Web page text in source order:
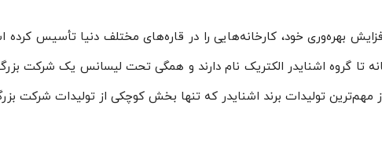
بهره‌وری خود، کارخانه‌هایی را در قاره‌های مختلف دنیا تأسیس
تا گروه اشنایدر الکتریک نام دارند و همگی تحت لیسانس یک شرکت
مهم‌ترین تولیدات برند اشنایدر که تنها بخش کوچکی از تولیدات شرکت